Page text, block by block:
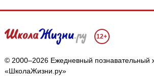
12+
© 2000–2026 Ежедневный познавательный
«ШколаЖизни.ру»